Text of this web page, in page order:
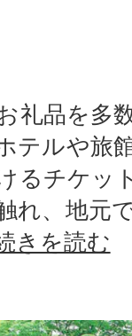
礼品を多
テルや旅
るチケッ
れ、地元
きを読む